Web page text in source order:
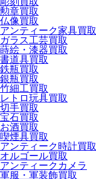
勲章買取
仏像買取
アンティーク家具買取
ガラス工芸買取
蒔絵・漆器買取
書道具買取
鉄瓶買取
銀瓶買取
竹細工買取
レトロ玩具買取
切手買取
宝石買取
お酒買取
喫煙具買取
アンティーク時計買取
オルゴール買取
アンティークカメラ
軍服・軍装飾買取